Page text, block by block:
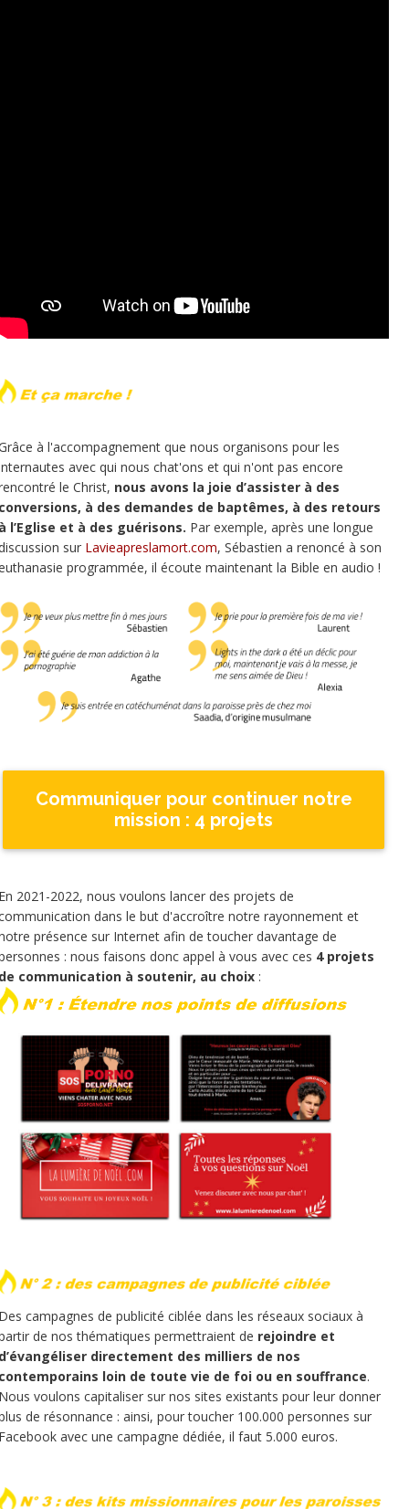
à l'accompagnement que nous organisons pour les
avec qui nous chat'ons et qui n'ont pas encore
le Christ, nous avons la joie d’assister à des
à des demandes de baptêmes, à des retours
l’Eglise et à des guérisons. Par exemple, après une longue
sur Lavieapreslamort.com, Sébastien a renoncé à son
programmée, il écoute maintenant la Bible en audio !
Communiquer pour continuer notre
mission : 4 projets
2021-2022, nous voulons lancer des projets de
dans le but d'accroître notre rayonnement et
présence sur Internet afin de toucher davantage de
: nous faisons donc appel à vous avec ces 4 projets
communication à soutenir, au choix :
campagnes de publicité ciblée dans les réseaux sociaux à
de nos thématiques permettraient de rejoindre et
directement des milliers de nos
loin de toute vie de foi ou en souffrance.
voulons capitaliser sur nos sites existants pour leur donner
de résonnance : ainsi, pour toucher 100.000 personnes sur
avec une campagne dédiée, il faut 5.000 euros.